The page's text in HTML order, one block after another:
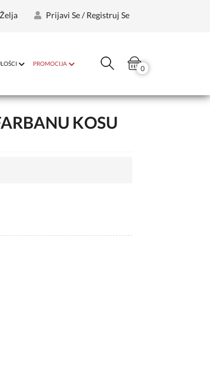
Prijavi Se / Registruj Se
PROMOCIJA
0
KOSU